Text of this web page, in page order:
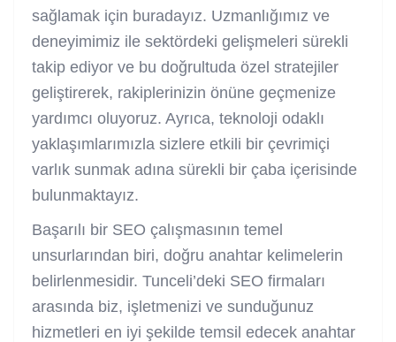
sağlamak için buradayız. Uzmanlığımız ve
deneyimimiz ile sektördeki gelişmeleri sürekli
takip ediyor ve bu doğrultuda özel stratejiler
geliştirerek, rakiplerinizin önüne geçmenize
yardımcı oluyoruz. Ayrıca, teknoloji odaklı
yaklaşımlarımızla sizlere etkili bir çevrimiçi
varlık sunmak adına sürekli bir çaba içerisinde
bulunmaktayız.
Başarılı bir SEO çalışmasının temel
unsurlarından biri, doğru anahtar kelimelerin
belirlenmesidir. Tunceli’deki SEO firmaları
arasında biz, işletmenizi ve sunduğunuz
hizmetleri en iyi şekilde temsil edecek anahtar